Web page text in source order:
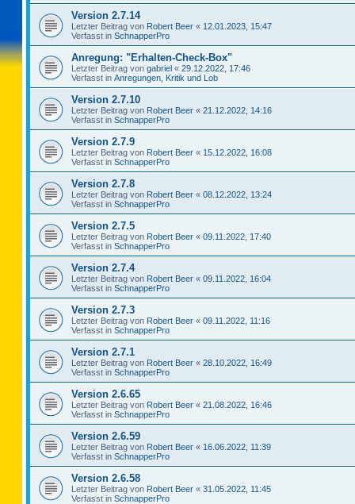
Version 2.7.14
Letzter Beitrag von Robert Beer « 12.01.2023, 15:47
Verfasst in SchnapperPro
Anregung: "Erhalten-Check-Box"
Letzter Beitrag von gabriel « 29.12.2022, 17:46
Verfasst in Anregungen, Kritik und Lob
Version 2.7.10
Letzter Beitrag von Robert Beer « 21.12.2022, 14:16
Verfasst in SchnapperPro
Version 2.7.9
Letzter Beitrag von Robert Beer « 15.12.2022, 16:08
Verfasst in SchnapperPro
Version 2.7.8
Letzter Beitrag von Robert Beer « 08.12.2022, 13:24
Verfasst in SchnapperPro
Version 2.7.5
Letzter Beitrag von Robert Beer « 09.11.2022, 17:40
Verfasst in SchnapperPro
Version 2.7.4
Letzter Beitrag von Robert Beer « 09.11.2022, 16:04
Verfasst in SchnapperPro
Version 2.7.3
Letzter Beitrag von Robert Beer « 09.11.2022, 11:16
Verfasst in SchnapperPro
Version 2.7.1
Letzter Beitrag von Robert Beer « 28.10.2022, 16:49
Verfasst in SchnapperPro
Version 2.6.65
Letzter Beitrag von Robert Beer « 21.08.2022, 16:46
Verfasst in SchnapperPro
Version 2.6.59
Letzter Beitrag von Robert Beer « 16.06.2022, 11:39
Verfasst in SchnapperPro
Version 2.6.58
Letzter Beitrag von Robert Beer « 31.05.2022, 11:45
Verfasst in SchnapperPro